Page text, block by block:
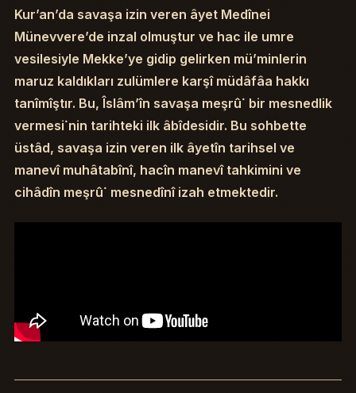
Kur’an’da savaşa izin veren âyet Medînei
Münevvere’de inzal olmuştur ve hac ile umre
vesilesiyle Mekke’ye gidip gelirken mü’minlerin
maruz kaldıkları zulümlere karşî müdâfâa hakkı
tanîmîştır. Bu, Îslâm’în savaşa meşrû˙ bir mesnedlik
vermesi˙nin tarihteki ilk âbîdesidir. Bu sohbette
üstâd, savaşa izin veren ilk âyetîn tarihsel ve
manevî muhâtabînî, hacîn manevî tahkimini ve
cihâdîn meşrû˙ mesnedînî izah etmektedir.